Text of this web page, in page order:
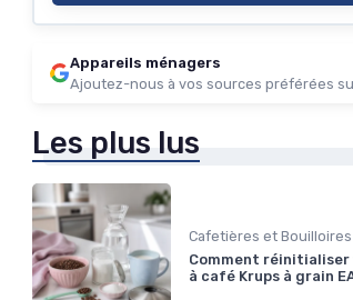
Appareils ménagers
Ajoutez-nous à vos sources préférées
Les plus lus
Cafetières et Bouilloires
Comment
à café Krups à grain